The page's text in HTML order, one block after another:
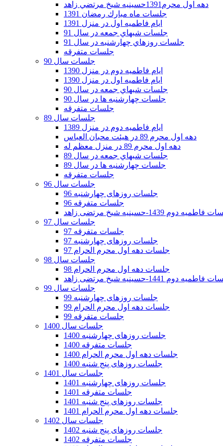
دهه اول محرم1391حسينيه شيخ مرتضي زاهد
جلسات ماه مبارك رمضان 1391
ايام فاطميه اول در منزل 1391
جلسات شبهاي جمعه در سال 91
جلسات روزهاي چهارشنبه در سال 91
جلسات متفرقه
جلسات سال 90
ایام فاطمیه دوم در منزل 1390
ایام فاطمیه اول در منزل 1390
جلسات شبهاي جمعه در سال 90
جلسات چهارشنبه ها در سال 90
جلسات متفرقه
جلسات سال 89
ایام فاطمیه دوم در منزل 1389
دهه اول محرم 89 در هیئت محبان العباس
دهه اول محرم 89 در منزل معظم له
جلسات شبهاي جمعه در سال 89
جلسات چهارشنبه ها در سال 89
جلسات متفرقه
جلسات سال 96
جلسات روزهای چهارشنبه 96
جلسات متفرقه 96
دوم 1439-حسینیه شیخ مرتضی زاهد
جلسات سال 97
جلسات متفرقه 97
جلسات روزهای چهارشنبه 97
جلسات دهه اول محرم الحرام 97
جلسات سال 98
جلسات دهه اول محرم الحرام 98
دوم 1441-حسینیه شیخ مرتضی زاهد
جلسات سال 99
جلسات روزهای چهارشنبه 99
جلسات دهه اول محرم الحرام 99
جلسات متفرقه 99
جلسات سال 1400
جلسات روزهای چهارشنبه 1400
جلسات متفرقه 1400
جلسات دهه اول محرم الحرام 1400
جلسات روزهای پنج شنبه 1400
جلسات سال 1401
جلسات روزهای چهارشنبه 1401
جلسات متفرقه 1401
جلسات روزهای پنج شنبه 1401
جلسات دهه اول محرم الحرام 1401
جلسات سال 1402
جلسات روزهای پنج شنبه 1402
جلسات متفرقه 1402